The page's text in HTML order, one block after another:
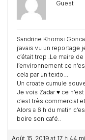
Guest
Sandrine Khomsi
j’avais vu un reportage
c’était trop .Le maire
l’environnement ce
cela par un texto…
Un croate cumule
Je vois Zadar ♥️ ce
c’est très commercial
Alors a 6 h du matin
boire son café..
Août 15, 2019 at 17 h 44